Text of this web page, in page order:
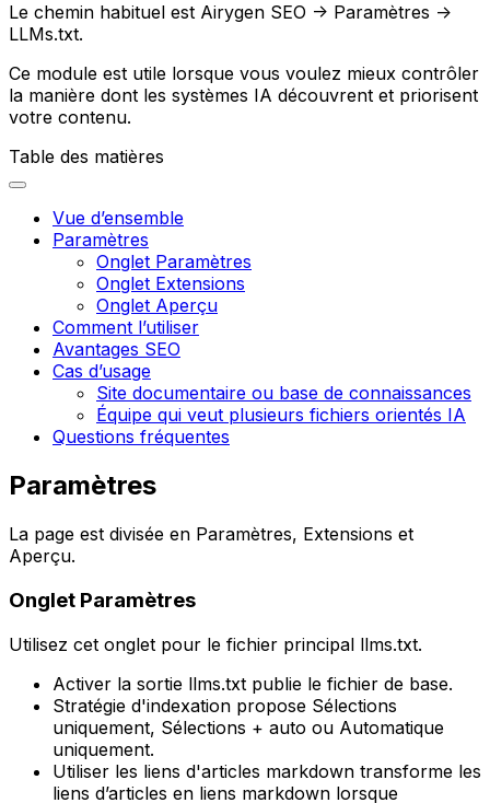
Le chemin habituel est Airygen SEO -> Paramètres ->
LLMs.txt.
Ce module est utile lorsque vous voulez mieux contrôler
la manière dont les systèmes IA découvrent et priorisent
votre contenu.
Table des matières
Vue d’ensemble
Paramètres
Onglet Paramètres
Onglet Extensions
Onglet Aperçu
Comment l’utiliser
Avantages SEO
Cas d’usage
Site documentaire ou base de connaissances
Équipe qui veut plusieurs fichiers orientés IA
Questions fréquentes
Paramètres
La page est divisée en Paramètres, Extensions et
Aperçu.
Onglet Paramètres
Utilisez cet onglet pour le fichier principal llms.txt.
Activer la sortie llms.txt publie le fichier de base.
Stratégie d'indexation propose Sélections
uniquement, Sélections + auto ou Automatique
uniquement.
Utiliser les liens d'articles markdown transforme les
liens d’articles en liens markdown lorsque